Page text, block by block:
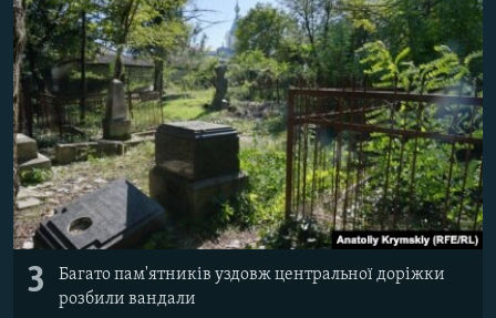
3
Багато пам'ятників уздовж центральної доріжки
розбили вандали